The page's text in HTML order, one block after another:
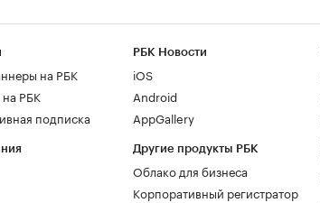
на РБК
РБК
подписка
РБК Новости
iOS
Android
AppGallery
Другие продукты РБК
Облако для бизнеса
Корпоративный регистратор